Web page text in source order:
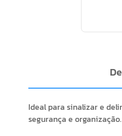
Ideal para sinalizar e
segurança e